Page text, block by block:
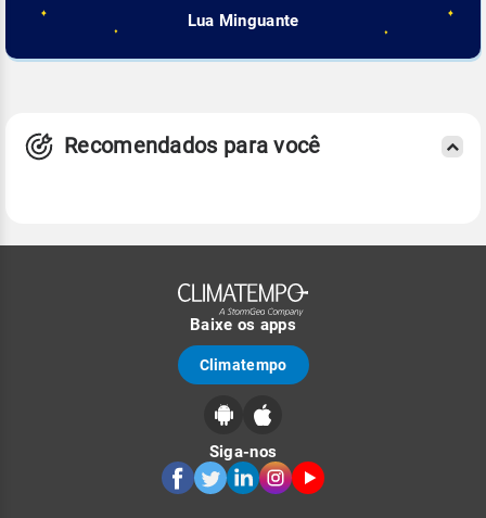
Lua Minguante
Recomendados para você
Baixe os apps
Climatempo
Siga-nos